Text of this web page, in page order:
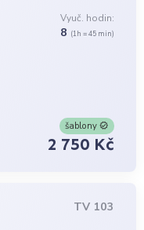
Vyuč. hodin:
8 (1h = 45 min)
šablony
2 750 Kč
TV 103